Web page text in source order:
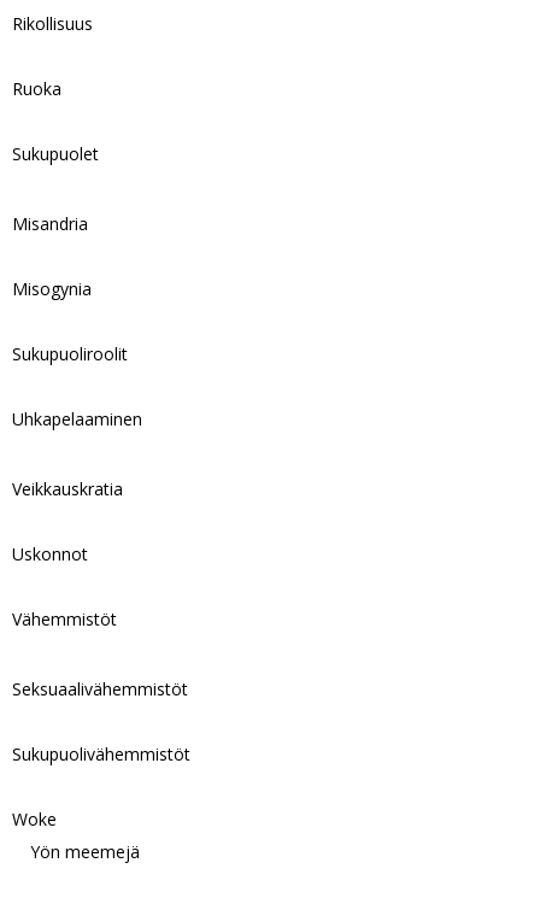
Rikollisuus
Ruoka
Sukupuolet
Misandria
Misogynia
Sukupuoliroolit
Uhkapelaaminen
Veikkauskratia
Uskonnot
Vähemmistöt
Seksuaalivähemmistöt
Sukupuolivähemmistöt
Woke
Yön meemejä